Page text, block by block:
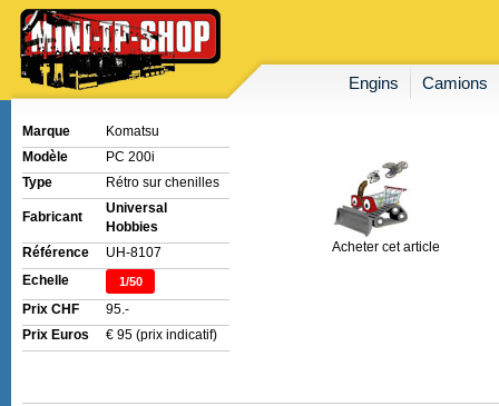
Engins Camions
Marque
Komatsu
Modèle
PC 200i
Type
Rétro sur chenilles
Fabricant
Universal
Hobbies
Référence
UH-8107
Echelle
1/50
Prix CHF
95.-
Prix Euros
€ 95 (prix indicatif)
Acheter cet article